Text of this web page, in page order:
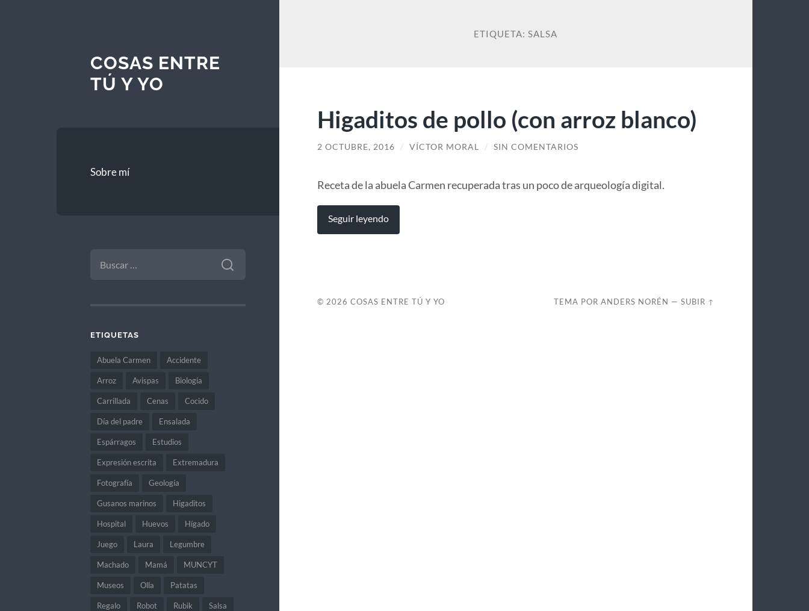
COSAS ENTRE
TÚ Y YO
Sobre mí
ETIQUETAS
Abuela Carmen Accidente
Arroz Avispas Biología
Carrillada Cenas Cocido
Día del padre Ensalada
Espárragos Estudios
Expresión escrita Extremadura
Fotografía Geología
Gusanos marinos Higaditos
Hospital Huevos Hígado
Juego Laura Legumbre
Machado Mamá MUNCYT
Museos Olla Patatas
Regalo Robot Rubik Salsa
ETIQUETA:SALSA
Higaditos de pollo (con arroz blanco)
2 OCTUBRE, 2016 / VÍCTOR MORAL / SIN COMENTARIOS
Receta de la abuela Carmen recuperada tras un poco de arqueología digital.
Seguir leyendo
© 2026 COSAS ENTRE TÚ Y YO TEMA PORANDERS NORÉN —SUBIR ↑